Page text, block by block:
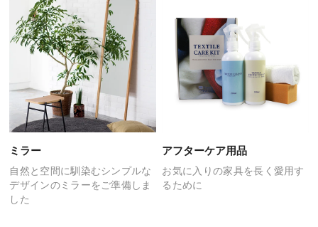
ミラー
自然と空間に馴染むシンプルな
デザインのミラーをご準備しま
した
アフターケア用品
お気に入りの家具を長く愛用す
るために